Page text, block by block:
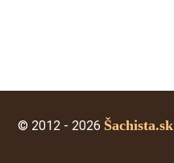
© 2012 - 2026 Šachista.sk